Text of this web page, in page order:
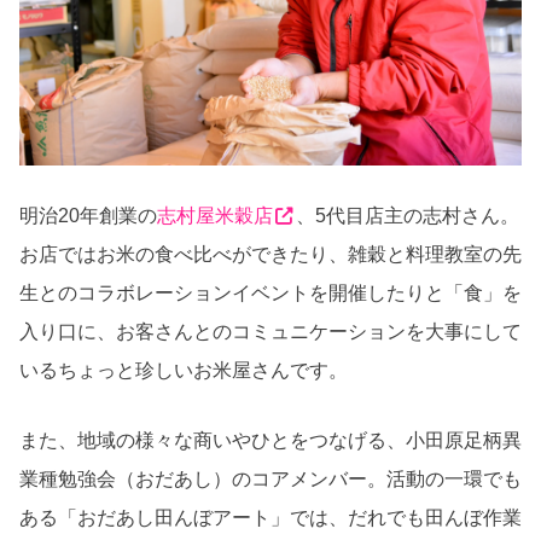
明治20年創業の志村屋米穀店 5代目店主の志村さん。
お店ではお米の食べ比べができたり、雑穀と料理教室の先
生とのコラボレーションイベントを開催したりと「食」を
入り口に、お客さんとのコミュニケーションを大事にして
いるちょっと珍しいお米屋さんです。
また、地域の様々な商いやひとをつなげる、小田原足柄異
業種勉強会（おだあし）のコアメンバー。活動の一環でも
ある「おだあし田んぼアート」では、だれでも田んぼ作業